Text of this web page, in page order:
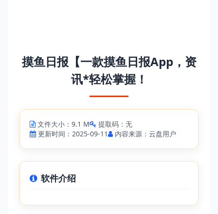
摸鱼日报【一款摸鱼日报App，资
讯*轻松掌握！
文件大小：9.1 M
提取码：无
更新时间：2025-09-11
内容来源：云盘用户
软件介绍